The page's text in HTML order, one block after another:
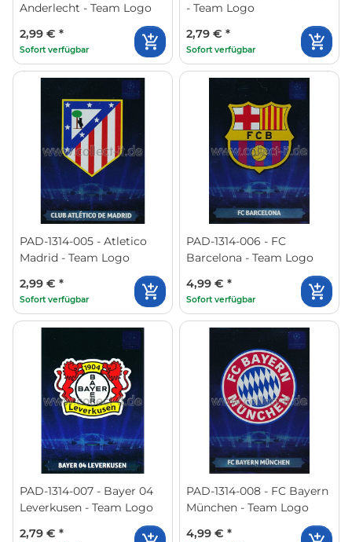
Anderlecht - Team Logo
2,99 € *
Sofort verfügbar
- Team Logo
2,79 € *
Sofort verfügbar
PAD-1314-005 - Atletico
Madrid - Team Logo
2,99 € *
Sofort verfügbar
PAD-1314-006 - FC
Barcelona - Team Logo
4,99 € *
Sofort verfügbar
PAD-1314-007 - Bayer 04
Leverkusen - Team Logo
2,79 € *
PAD-1314-008 - FC Bayern
München - Team Logo
4,99 € *